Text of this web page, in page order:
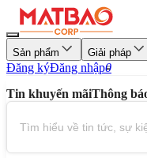
Sản phẩm Giải pháp
Đăng kýĐăng nhập0
Tin khuyến mãiThông